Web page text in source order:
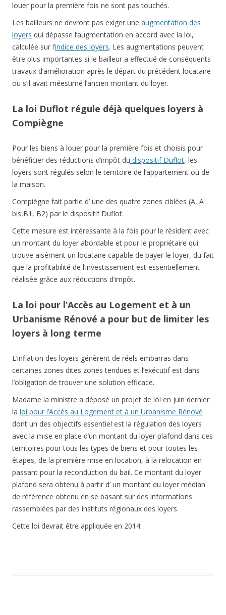
louer pour la première fois ne sont pas touchés.
Les bailleurs ne devront pas exiger une augmentation des
loyers qui dépasse l’augmentation en accord avec la loi,
calculée sur l’indice des loyers. Les augmentations peuvent
être plus importantes si le bailleur a effectué de conséquents
travaux d’amélioration après le départ du précédent locataire
ou s’il avait méestimé l’ancien montant du loyer.
La loi Duflot régule déjà quelques loyers à
Compiègne
Pour les biens à louer pour la première fois et choisis pour
bénéficier des réductions d’impôt du dispositif Duflot, les
loyers sont régulés selon le territoire de l’appartement ou de
la maison.
Compiègne fait partie d’ une des quatre zones ciblées (A, A
bis,B1, B2) par le dispositif Duflot.
Cette mesure est intéressante à la fois pour le résident avec
un montant du loyer abordable et pour le propriétaire qui
trouve aisément un locataire capable de payer le loyer, du fait
que la profitabilité de l’investissement est essentiellement
réalisée grâce aux réductions d’impôt.
La loi pour l’Accès au Logement et à un
Urbanisme Rénové a pour but de limiter les
loyers à long terme
L’inflation des loyers génèrent de réels embarras dans
certaines zones dites zones tendues et l’exécutif est dans
l’obligation de trouver une solution efficace.
Madame la ministre a déposé un projet de loi en juin dernier:
la loi pour l’Accès au Logement et à un Urbanisme Rénové
dont un des objectifs essentiel est la régulation des loyers
avec la mise en place d’un montant du loyer plafond dans ces
territoires pour tous les types de biens et pour toutes les
étapes, de la première mise en location, à la relocation en
passant pour la reconduction du bail. Ce montant du loyer
plafond sera obtenu à partir d’ un montant du loyer médian
de référence obtenu en se basant sur des informations
rassemblées par des instituts régionaux des loyers.
Cette loi devrait être appliquée en 2014.